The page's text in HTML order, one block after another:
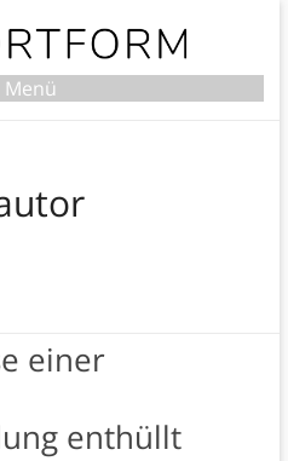
Menü
einer
enthüllt